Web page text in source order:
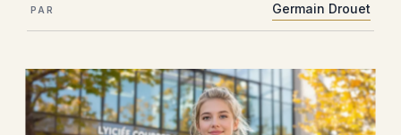
PAR Germain Drouet